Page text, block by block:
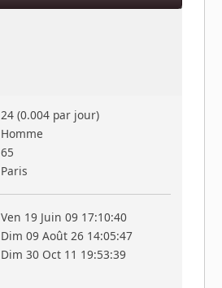
24 (0.004 par jour)
Homme
65
Paris
Ven 19 Juin 09 17:10:40
Dim 09 Août 26 14:05:47
Dim 30 Oct 11 19:53:39